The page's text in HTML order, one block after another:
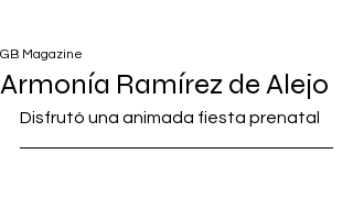
Armonía Ramírez de Alejo
GB Magazine
Disfrutó una animada fiesta prenatal